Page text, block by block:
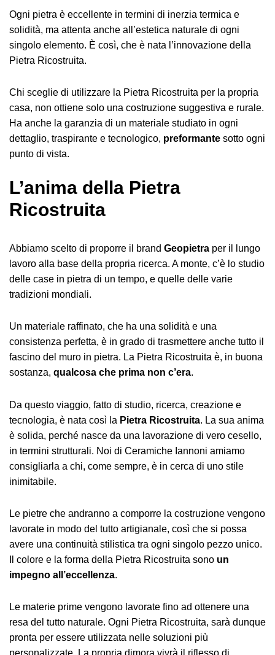
Ogni pietra è eccellente in termini di inerzia termica e
solidità, ma attenta anche all’estetica naturale di ogni
singolo elemento. È così, che è nata l’innovazione della
Pietra Ricostruita.
Chi sceglie di utilizzare la Pietra Ricostruita per la propria
casa, non ottiene solo una costruzione suggestiva e rurale.
Ha anche la garanzia di un materiale studiato in ogni
dettaglio, traspirante e tecnologico, preformante sotto ogni
punto di vista.
L’anima della Pietra
Ricostruita
Abbiamo scelto di proporre il brand Geopietra per il lungo
lavoro alla base della propria ricerca. A monte, c’è lo studio
delle case in pietra di un tempo, e quelle delle varie
tradizioni mondiali.
Un materiale raffinato, che ha una solidità e una
consistenza perfetta, è in grado di trasmettere anche tutto il
fascino del muro in pietra. La Pietra Ricostruita è, in buona
sostanza, qualcosa che prima non c’era.
Da questo viaggio, fatto di studio, ricerca, creazione e
tecnologia, è nata così la Pietra Ricostruita. La sua anima
è solida, perché nasce da una lavorazione di vero cesello,
in termini strutturali. Noi di Ceramiche Iannoni amiamo
consigliarla a chi, come sempre, è in cerca di uno stile
inimitabile.
Le pietre che andranno a comporre la costruzione vengono
lavorate in modo del tutto artigianale, così che si possa
avere una continuità stilistica tra ogni singolo pezzo unico.
Il colore e la forma della Pietra Ricostruita sono un
impegno all’eccellenza.
Le materie prime vengono lavorate fino ad ottenere una
resa del tutto naturale. Ogni Pietra Ricostruita, sarà dunque
pronta per essere utilizzata nelle soluzioni più
personalizzate. La propria dimora vivrà il riflesso di